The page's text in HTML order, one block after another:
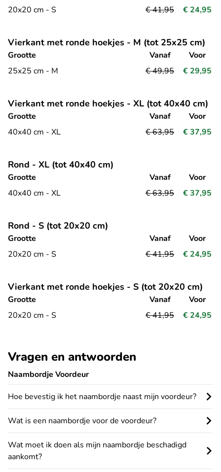
Vragen en antwoorden
Naambordje Voordeur
Hoe bevestig ik het naambordje naast mijn voordeur?
Wat is een naambordje voor de voordeur?
Wat moet ik doen als mijn naambordje beschadigd
aankomt?
20x20 cm - S
€ 41,95
€ 24,95
Vierkant met ronde hoekjes - M (tot 25x25 cm)
Grootte
25x25 cm - M
Vanaf
€ 49,95
Voor
€ 29,95
Vierkant met ronde hoekjes - XL (tot 40x40 cm)
Grootte
40x40 cm - XL
Vanaf
€ 63,95
Voor
€ 37,95
Rond - XL (tot 40x40 cm)
Grootte
40x40 cm - XL
Vanaf
€ 63,95
Voor
€ 37,95
Rond - S (tot 20x20 cm)
Grootte
20x20 cm - S
Vanaf
€ 41,95
Voor
€ 24,95
Vierkant met ronde hoekjes - S (tot 20x20 cm)
Grootte
20x20 cm - S
Vanaf
€ 41,95
Voor
€ 24,95